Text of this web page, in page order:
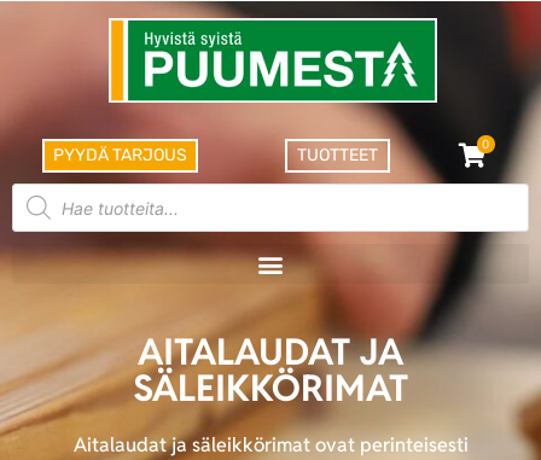
PYYDÄ TARJOUS TUOTTEET
0
AITALAUDAT JA
SÄLEIKKÖRIMAT
Aitalaudat ja säleikkörimat ovat perinteisesti